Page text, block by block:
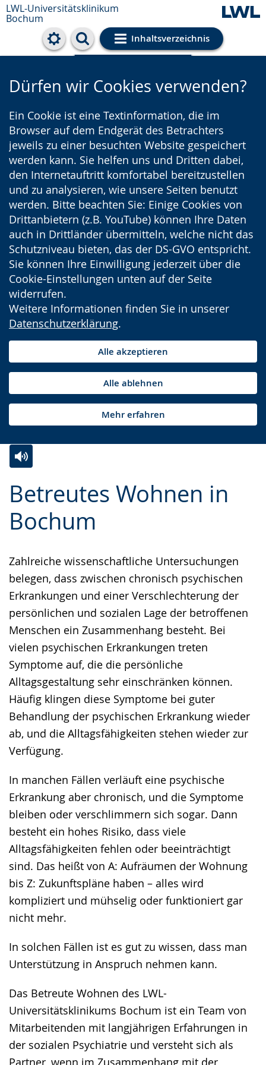
LWL-Universitätsklinikum
Bochum
Inhaltsverzeichnis
Cookie-Einstellungen
Dürfen wir Cookies verwenden?
Ein Cookie ist eine Textinformation, die im
Browser auf dem Endgerät des Betrachters
jeweils zu einer besuchten Website gespeichert
werden kann. Sie helfen uns und Dritten dabei,
den Internetauftritt komfortabel bereitzustellen
und zu analysieren, wie unsere Seiten benutzt
werden. Bitte beachten Sie: Einige Cookies von
Drittanbietern (z.B. YouTube) können Ihre Daten
auch in Drittländer übermitteln, welche nicht das
Schutzniveau bieten, das der DS-GVO entspricht.
Sie können Ihre Einwilligung jederzeit über die
Cookie-Einstellungen unten auf der Seite
widerrufen.
Weitere Informationen finden Sie in unserer
Datenschutzerklärung.
Alle akzeptieren
Alle ablehnen
Mehr erfahren
Betreutes Wohnen in
Bochum
Zahlreiche wissenschaftliche Untersuchungen
belegen, dass zwischen chronisch psychischen
Erkrankungen und einer Verschlechterung der
persönlichen und sozialen Lage der betroffenen
Menschen ein Zusammenhang besteht. Bei
vielen psychischen Erkrankungen treten
Symptome auf, die die persönliche
Alltagsgestaltung sehr einschränken können.
Häufig klingen diese Symptome bei guter
Behandlung der psychischen Erkrankung wieder
ab, und die Alltagsfähigkeiten stehen wieder zur
Verfügung.
In manchen Fällen verläuft eine psychische
Erkrankung aber chronisch, und die Symptome
bleiben oder verschlimmern sich sogar. Dann
besteht ein hohes Risiko, dass viele
Alltagsfähigkeiten fehlen oder beeinträchtigt
sind. Das heißt von A: Aufräumen der Wohnung
bis Z: Zukunftspläne haben – alles wird
kompliziert und mühselig oder funktioniert gar
nicht mehr.
In solchen Fällen ist es gut zu wissen, dass man
Unterstützung in Anspruch nehmen kann.
Das Betreute Wohnen des LWL-
Universitätsklinikums Bochum ist ein Team von
Mitarbeitenden mit langjährigen Erfahrungen in
der sozialen Psychiatrie und versteht sich als
Partner, wenn im Zusammenhang mit der
Leichten
Sprache
wechseln.
Audio-
Unterstützung.
Video
in
Deutscher
wird
angezeigt.